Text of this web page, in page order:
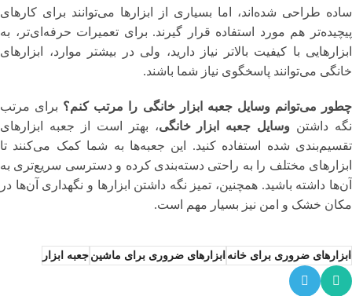
ساده طراحی شده‌اند، اما بسیاری از ابزارها می‌توانند برای کارهای
پیچیده‌تر هم مورد استفاده قرار گیرند. برای تعمیرات حرفه‌ای‌تر، به
ابزارهایی با کیفیت بالاتر نیاز دارید، ولی در بیشتر موارد، ابزارهای
خانگی می‌توانند پاسخگوی نیاز شما باشند.
چطور می‌توانم وسایل جعبه ابزار خانگی را مرتب کنم؟ برای مرتب
نگه داشتن وسایل جعبه ابزار خانگی، بهتر است از جعبه ابزارهای
تقسیم‌بندی شده استفاده کنید. این جعبه‌ها به شما کمک می‌کنند تا
ابزارهای مختلف را به راحتی دسته‌بندی کرده و دسترسی سریع‌تری به
آن‌ها داشته باشید. همچنین، تمیز نگه داشتن ابزارها و نگهداری آن‌ها در
مکان خشک و امن نیز بسیار مهم است.
ابزارهای ضروری برای خانه ابزارهای ضروری برای ماشینجعبه ابزار